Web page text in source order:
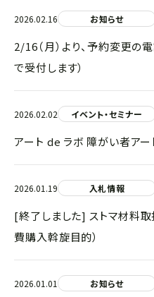
2026.02.16 お知らせ
2/16（月）より、予約変更の
で受付します）
2026.02.02 イベント・セミナー
アート de ラボ 障がい者アー
2026.01.19 入札情報
[終了しました] ストマ材料
費購入斡旋目的）
2026.01.01 お知らせ